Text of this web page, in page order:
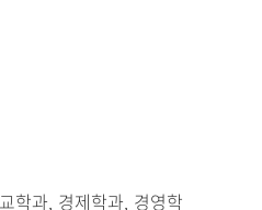
학과, 경제학과, 경영학